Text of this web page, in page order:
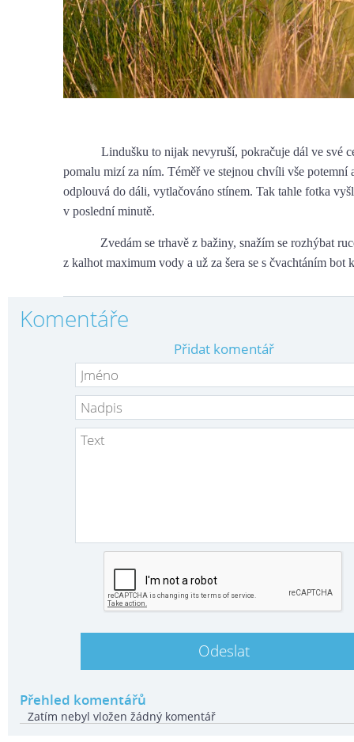
Lindušku to nijak nevyruší, pokračuje dál ve své
pomalu mizí za ním. Téměř ve stejnou chvíli vše potemní
odplouvá do dáli, vytlačováno stínem. Tak tahle fotka
v poslední minutě.
Zvedám se trhavě z bažiny, snažím se rozhýbat
z kalhot maximum vody a už za šera se s čvachtáním bot
Komentáře
Přidat komentář
Přehled komentářů
Zatím nebyl vložen žádný komentář